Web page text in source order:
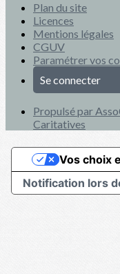
Plan du site
Licences
Mentions légales
CGUV
Paramétrer vos
Se connecter
Propulsé par
Caritatives
Notification lors
Vos choix